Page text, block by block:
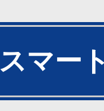
スマー